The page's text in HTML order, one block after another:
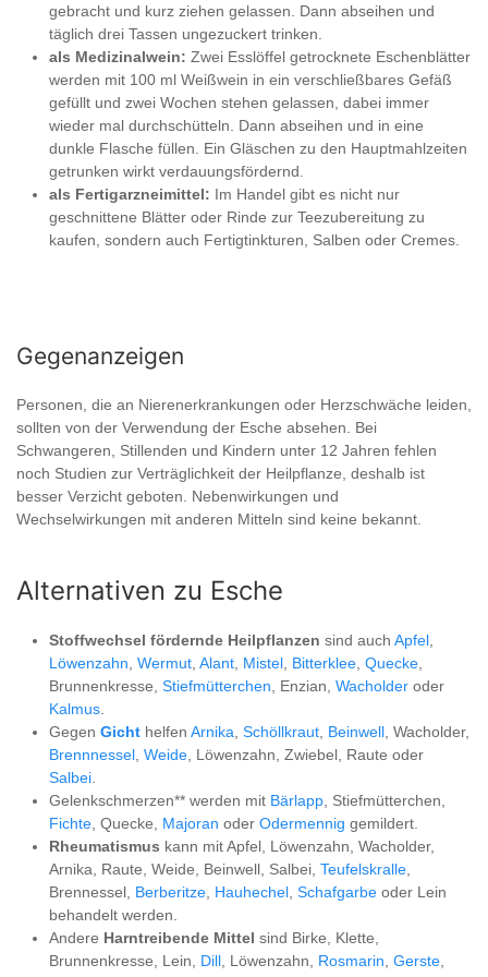
gebracht und kurz ziehen gelassen. Dann abseihen und
täglich drei Tassen ungezuckert trinken.
als Medizinalwein: Zwei Esslöffel getrocknete Eschenblätter
werden mit 100 ml Weißwein in ein verschließbares Gefäß
gefüllt und zwei Wochen stehen gelassen, dabei immer
wieder mal durchschütteln. Dann abseihen und in eine
dunkle Flasche füllen. Ein Gläschen zu den Hauptmahlzeiten
getrunken wirkt verdauungsfördernd.
als Fertigarzneimittel: Im Handel gibt es nicht nur
geschnittene Blätter oder Rinde zur Teezubereitung zu
kaufen, sondern auch Fertigtinkturen, Salben oder Cremes.
Gegenanzeigen
Personen, die an Nierenerkrankungen oder Herzschwäche leiden,
sollten von der Verwendung der Esche absehen. Bei
Schwangeren, Stillenden und Kindern unter 12 Jahren fehlen
noch Studien zur Verträglichkeit der Heilpflanze, deshalb ist
besser Verzicht geboten. Nebenwirkungen und
Wechselwirkungen mit anderen Mitteln sind keine bekannt.
Alternativen zu Esche
Stoffwechsel fördernde Heilpflanzen sind auch Apfel
Löwenzahn Wermut Alant Mistel Bitterklee Quecke
Brunnenkresse, Stiefmütterchen , Enzian, Wacholder oder
Kalmus
Gegen Gicht helfen Arnika Schöllkraut Beinwell , Wacholder,
Brennnessel Weide , Löwenzahn, Zwiebel, Raute oder
Salbei
Gelenkschmerzen** werden mit Bärlapp , Stiefmütterchen,
Fichte , Quecke, Majoran oder Odermennig gemildert.
Rheumatismus kann mit Apfel, Löwenzahn, Wacholder,
Arnika, Raute, Weide, Beinwell, Salbei, Teufelskralle
Brennessel, Berberitze Hauhechel Schafgarbe oder Lein
behandelt werden.
Andere Harntreibende Mittel sind Birke, Klette,
Brunnenkresse, Lein, Dill , Löwenzahn, Rosmarin Gerste